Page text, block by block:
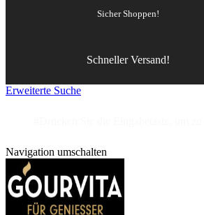
Sicher Shoppen!
Schneller Versand!
Erweiterte Suche
Navigation umschalten